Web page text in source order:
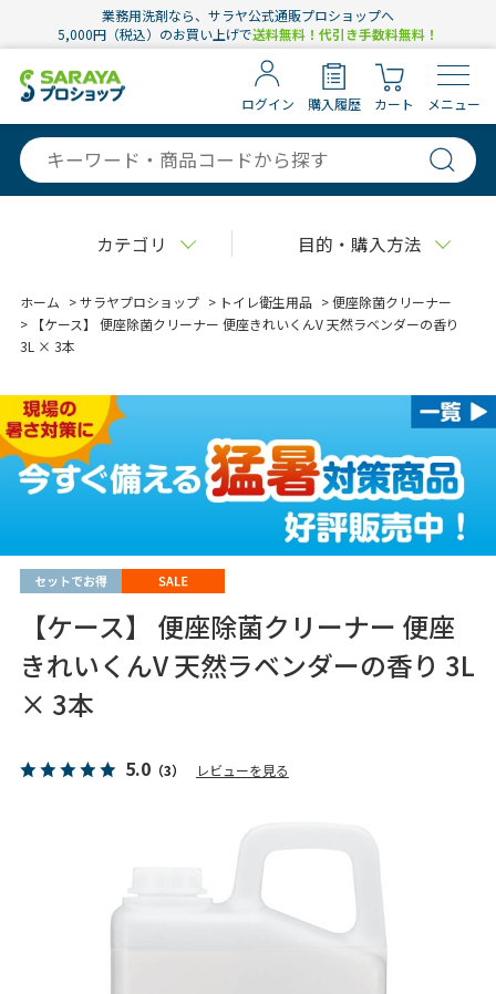
業務用洗剤なら、サラヤ公式通販プロショップへ
5,000円（税込）のお買い上げで送料無料！代引き手数料無料！
ログイン 購入履歴 カート メニュー
カテゴリ 目的・購入方法
ホーム >サラヤプロショップ > トイレ衛生用品 >便座除菌クリーナー
>
【ケース】 便座除菌クリーナー 便座きれいくんV 天然ラベンダーの香り
3L × 3本
【ケース】 便座除菌クリーナー 便座
きれいくんV 天然ラベンダーの香り 3L
× 3本
5.0（3） レビューを見る